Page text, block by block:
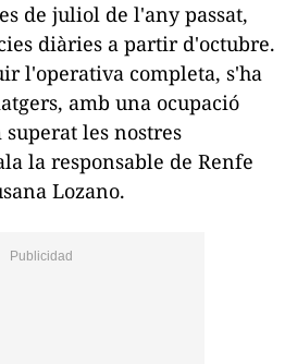
de juliol de l'any passat,
diàries a partir d'octubre.
l'operativa completa, s'ha
amb una ocupació
les nostres
la responsable de Renfe
Lozano.